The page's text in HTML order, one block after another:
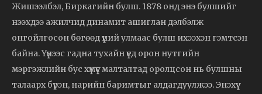
Жишээлбэл, Биркагийн булш. 1878 онд энэ булшийг
нээхдээ ажилчид динамит ашиглан дэлбэлж
онгойлгосон бөгөөд үүний улмаас булш ихээхэн гэмтсэн
байна. Үүнээс гадна тухайн үед орон нутгийн
мэргэжлийн бус хүмүүс малталтад оролцсон нь булшны
талаарх бүрэн, нарийн баримтыг алдагдуулжээ. Энэхүү